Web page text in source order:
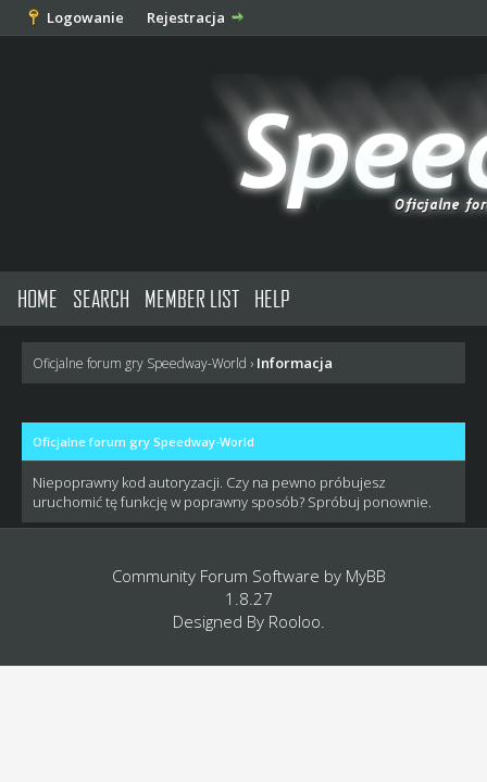
Logowanie Rejestracja
HOME SEARCH MEMBER LIST HELP
Oficjalne forum gry Speedway-World › Informacja
Oficjalne forum gry Speedway-World
Niepoprawny kod autoryzacji. Czy na pewno próbujesz
uruchomić tę funkcję w poprawny sposób? Spróbuj ponownie.
Community Forum Software by MyBB
1.8.27
Designed By Rooloo.